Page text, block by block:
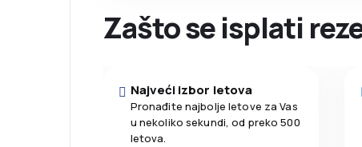
Zašto se isplati
Najveći izbor letova
Pronađite najbolje letove za Vas
u nekoliko sekundi, od preko 500
letova.